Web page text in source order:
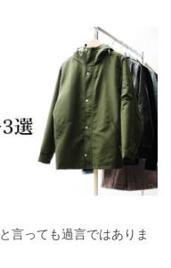
と言っても過言ではありま